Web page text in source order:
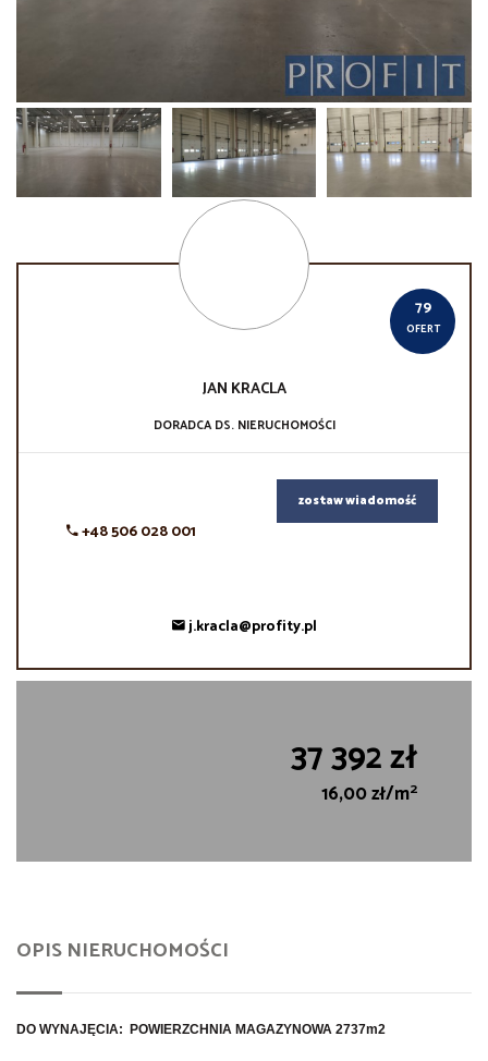
79
OFERT
JAN KRACLA
DORADCA DS. NIERUCHOMOŚCI
+48 506 028 001
zostaw wiadomość
j.kracla@profity.pl
37 392 zł
16,00 zł/m2
OPIS NIERUCHOMOŚCI
DO WYNAJĘCIA: POWIERZCHNIA MAGAZYNOWA 2737m2